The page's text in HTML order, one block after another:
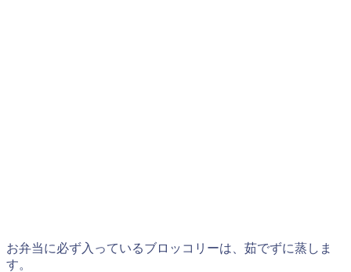
お弁当に必ず入っているブロッコリーは、茹でずに蒸しま
す。